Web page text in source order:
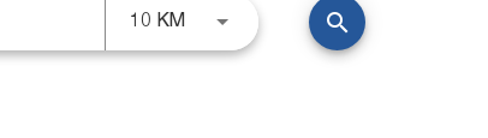
10 KM search